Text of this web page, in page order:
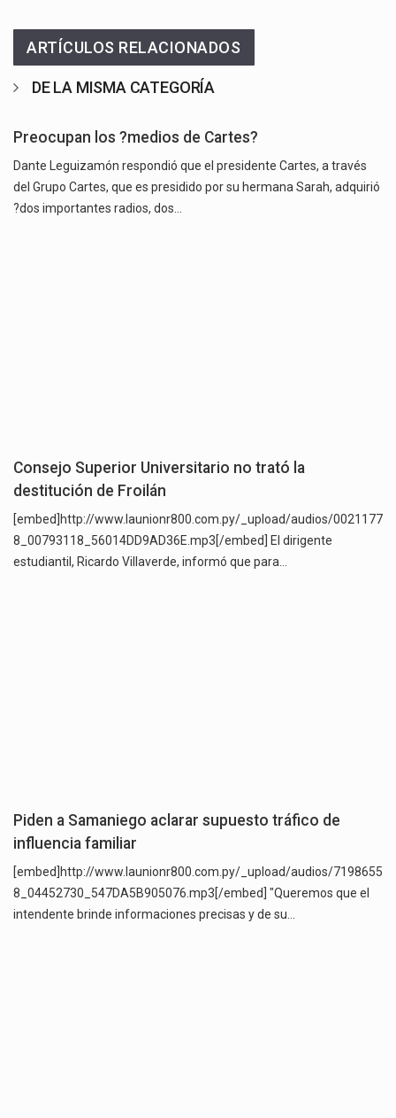
ARTÍCULOS RELACIONADOS
DE LA MISMA CATEGORÍA
Preocupan los ?medios de Cartes?
Dante Leguizamón respondió que el presidente Cartes, a través
del Grupo Cartes, que es presidido por su hermana Sarah, adquirió
?dos importantes radios, dos…
Consejo Superior Universitario no trató la
destitución de Froilán
[embed]http://www.launionr800.com.py/_upload/audios/0021177
8_00793118_56014DD9AD36E.mp3[/embed] El dirigente
estudiantil, Ricardo Villaverde, informó que para…
Piden a Samaniego aclarar supuesto tráfico de
influencia familiar
[embed]http://www.launionr800.com.py/_upload/audios/7198655
8_04452730_547DA5B905076.mp3[/embed] "Queremos que el
intendente brinde informaciones precisas y de su…